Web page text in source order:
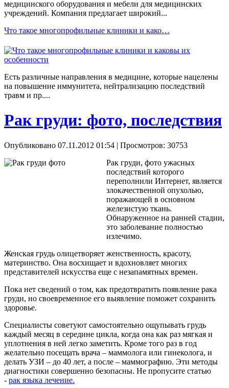
медицинского оборудования и мебели для медицинских
учреждений. Компания предлагает широкий...
Что такое многопрофильные клиники и како…
Есть различные направления в медицине, которые нацелены
на повышение иммунитета, нейтрализацию последствий
травм и пр....
Рак груди: фото, последствия
Опубликовано 07.11.2012 01:54 | Просмотров: 30753
Рак груди, фото ужасных
последствий которого
переполнили Интернет, является
злокачественной опухолью,
поражающей в основном
железистую ткань.
Обнаруженное на ранней стадии,
это заболевание полностью
излечимо.
Женская грудь олицетворяет женственность, красоту,
материнство. Она восхищает и вдохновляет многих
представителей искусства еще с незапамятных времен.
Пока нет сведений о том, как предотвратить появление рака
груди, но своевременное его выявление поможет сохранить
здоровье.
Специалисты советуют самостоятельно ощупывать грудь
каждый месяц в середине цикла, когда она как раз мягкая и
уплотнения в ней легко заметить. Кроме того раз в год
желательно посещать врача – маммолога или гинеколога, и
делать УЗИ – до 40 лет, а после – маммографию. Эти методы
диагностики совершенно безопасны. Не пропусите статью
- рак языка лечение.